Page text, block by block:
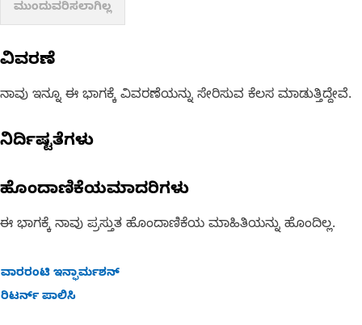
ಮುಂದುವರಿಸಲಾಗಿಲ್ಲ
ವಿವರಣೆ
ನಾವು ಇನ್ನೂ ಈ ಭಾಗಕ್ಕೆ ವಿವರಣೆಯನ್ನು ಸೇರಿಸುವ ಕೆಲಸ ಮಾಡುತ್ತಿದ್ದೇವೆ.
ನಿರ್ದಿಷ್ಟತೆಗಳು
ಹೊಂದಾಣಿಕೆಯಮಾದರಿಗಳು
ಈ ಭಾಗಕ್ಕೆ ನಾವು ಪ್ರಸ್ತುತ ಹೊಂದಾಣಿಕೆಯ ಮಾಹಿತಿಯನ್ನು ಹೊಂದಿಲ್ಲ.
ವಾರರಂಟಿ ಇನ್ಫಾರ್ಮಶನ್
ರಿಟರ್ನ್ ಪಾಲಿಸಿ